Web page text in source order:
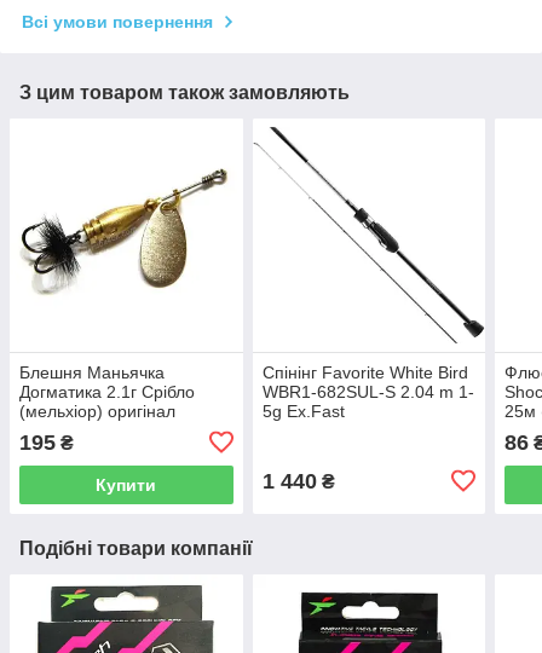
Всі умови повернення
З цим товаром також замовляють
Блешня Маньячка
Догматика 2.1г Срібло
(мельхіор) оригінал
195 ₴
Купити
Спінінг Favorite White Bird
WBR1-682SUL-S 2.04 m 1-
5g Ex.Fast
1 440₴
25м
86
Подібні товари компанії